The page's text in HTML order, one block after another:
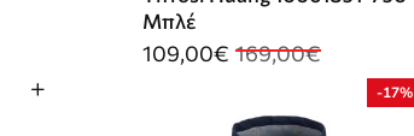
Μπλέ
109,00€ 169,00€
-17%